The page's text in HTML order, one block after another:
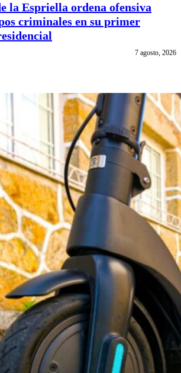
la Espriella ordena ofensiva
criminales en su primer
7 agosto, 2026